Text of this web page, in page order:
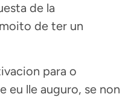
de la
de ter un
para o
eu lle auguro, se non